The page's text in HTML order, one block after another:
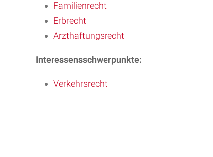
Familienrecht
Erbrecht
Arzthaftungsrecht
Interessensschwerpunkte:
Verkehrsrecht